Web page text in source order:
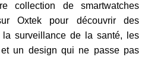
collection de smartwatches
Oxtek pour découvrir des
surveillance de la santé, les
un design qui ne passe pas